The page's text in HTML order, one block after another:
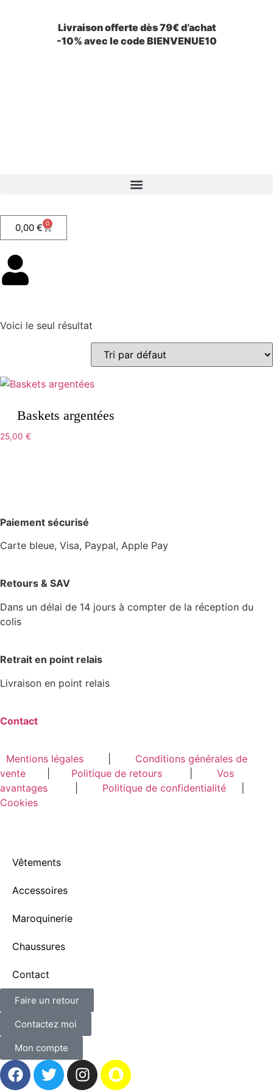
Livraison offerte dès 79€ d’achat
-10% avec le code BIENVENUE10
0,00 € 0
Voici le seul résultat
Baskets argentées
25,00 €
Paiement sécurisé
Carte bleue, Visa, Paypal, Apple Pay
Retours & SAV
Dans un délai de 14 jours à compter de la réception du
colis
Retrait en point relais
Livraison en point relais
Contact
Mentions légales
Conditions générales de
vente
Politique de retours
Vos
avantages
Politique de confidentialité
Cookies
Vêtements
Accessoires
Maroquinerie
Chaussures
Contact
Faire un retour
Contactez moi
Mon compte